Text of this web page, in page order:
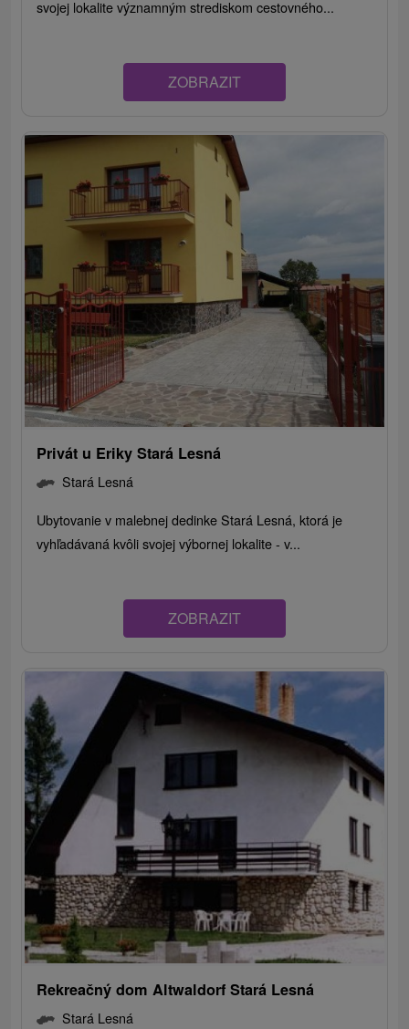
svojej lokalite významným strediskom cestovného...
ZOBRAZIT
Privát u Eriky Stará Lesná
Stará Lesná
Ubytovanie v malebnej dedinke Stará Lesná, ktorá je
vyhľadávaná kvôli svojej výbornej lokalite - v...
ZOBRAZIT
Rekreačný dom Altwaldorf Stará Lesná
Stará Lesná